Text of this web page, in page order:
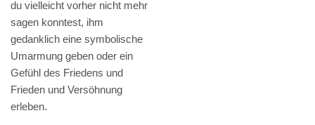
du vielleicht vorher nicht mehr
sagen konntest, ihm
gedanklich eine symbolische
Umarmung geben oder ein
Gefühl des Friedens und
Frieden und Versöhnung
erleben.